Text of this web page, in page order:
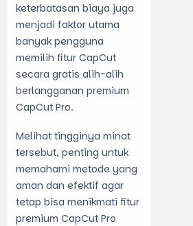
keterbatasan biaya juga
menjadi faktor utama
banyak pengguna
memilih fitur CapCut
secara gratis alih-alih
berlangganan premium
CapCut Pro.
Melihat tingginya minat
tersebut, penting untuk
memahami metode yang
aman dan efektif agar
tetap bisa menikmati fitur
premium CapCut Pro